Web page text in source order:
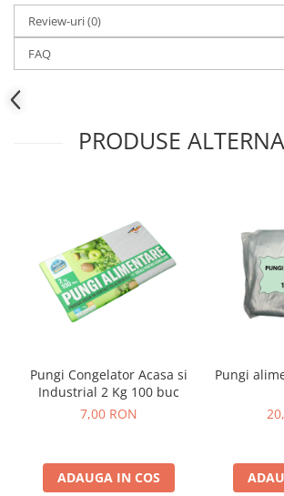
Review-uri(0)
FAQ
PRODUSE
Pungi Congelator Acasa si
Industrial 2 Kg 100 buc
7,00 RON
ADAUGA IN COS
Pungi